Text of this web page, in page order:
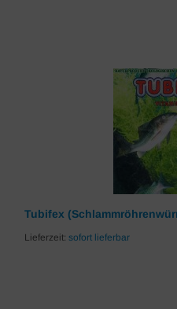
Tubifex
Lieferzeit: sofort lieferbar